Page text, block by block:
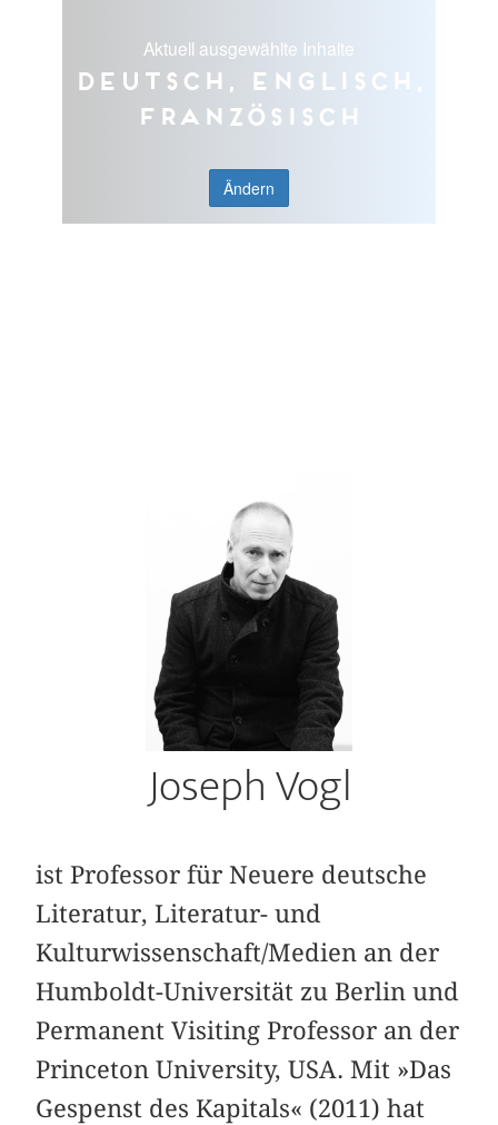
Aktuell ausgewählte Inhalte
Deutsch, Englisch,
Französisch
Ändern
Joseph Vogl
ist Professor für Neuere deutsche
Literatur, Literatur- und
Kulturwissenschaft/Medien an der
Humboldt-Universität zu Berlin und
Permanent Visiting Professor an der
Princeton University, USA. Mit »Das
Gespenst des Kapitals« (2011) hat